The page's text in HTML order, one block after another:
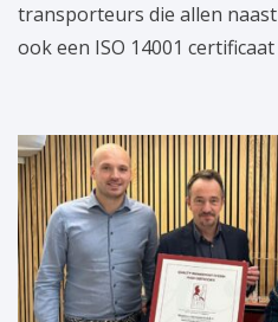
transporteurs die allen
ook een ISO 14001